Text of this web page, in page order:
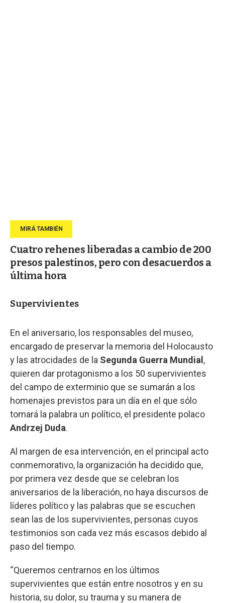
Cuatro rehenes liberadas a cambio de 200
presos palestinos, pero con desacuerdos a
última hora
Supervivientes
En el aniversario, los responsables del museo,
encargado de preservar la memoria del Holocausto
y las atrocidades de la Segunda Guerra Mundial ,
quieren dar protagonismo a los 50 supervivientes
del campo de exterminio que se sumarán a los
homenajes previstos para un día en el que sólo
tomará la palabra un político, el presidente polaco
Andrzej Duda.
Al margen de esa intervención, en el principal acto
conmemorativo, la organización ha decidido que,
por primera vez desde que se celebran los
aniversarios de la liberación, no haya discursos de
líderes político y las palabras que se escuchen
sean las de los supervivientes, personas cuyos
testimonios son cada vez más escasos debido al
paso del tiempo.
“Queremos centrarnos en los últimos
supervivientes que están entre nosotros y en su
historia, su dolor, su trauma y su manera de